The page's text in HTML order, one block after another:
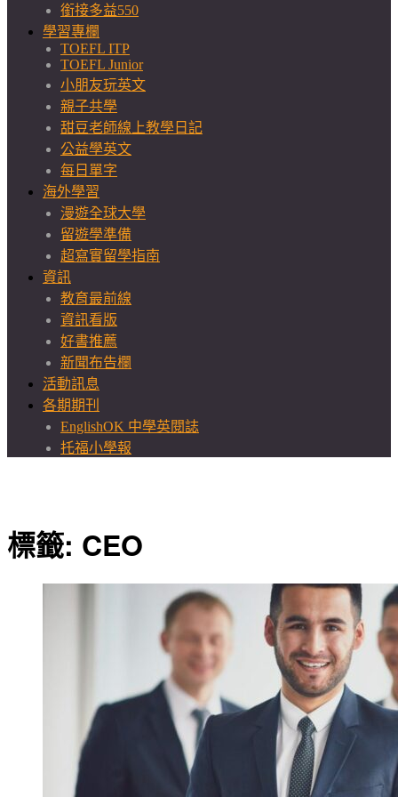
銜接多益550
學習專欄
TOEFL ITP
TOEFL Junior
小朋友玩英文
親子共學
甜豆老師線上教學日記
公益學英文
每日單字
海外學習
漫遊全球大學
留遊學準備
超寫實留學指南
資訊
教育最前線
資訊看版
好書推薦
新聞布告欄
活動訊息
各期期刊
EnglishOK 中學英閱誌
托福小學報
標籤: CEO